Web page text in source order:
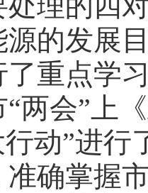
的发展
重点学
“两会”上
行动”进
确掌握